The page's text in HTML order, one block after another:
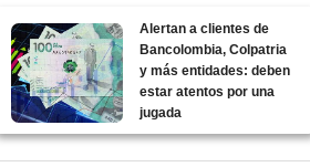
Alertan a clientes de
Bancolombia, Colpatria
y más entidades: deben
estar atentos por una
jugada